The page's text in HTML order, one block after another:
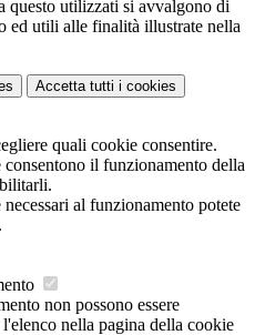
questo utilizzati si avvalgono di
ed utili alle finalità illustrate nella
Accetta tutti i cookies
quali cookie consentire.
il funzionamento della
al funzionamento potete
.
non possono essere
nella pagina della cookie